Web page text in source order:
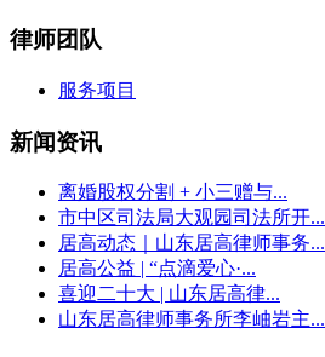
律师团队
服务项目
新闻资讯
离婚股权分割 + 小三赠与...
市中区司法局大观园司法所开...
居高动态｜山东居高律师事务...
居高公益 | “点滴爱心·...
喜迎二十大 | 山东居高律...
山东居高律师事务所李岫岩主...